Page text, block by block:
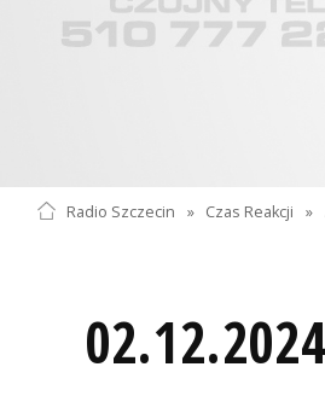
Radio Szczecin » Czas Reakcji »
02.12.2024